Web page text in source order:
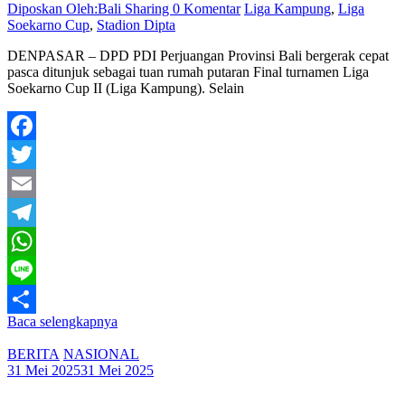
Diposkan Oleh:Bali Sharing 0 Komentar Liga Kampung, Liga
Soekarno Cup, Stadion Dipta
DENPASAR – DPD PDI Perjuangan Provinsi Bali bergerak cepat
pasca ditunjuk sebagai tuan rumah putaran Final turnamen Liga
Soekarno Cup II (Liga Kampung). Selain
Facebook
Twitter
Email
Telegram
WhatsApp
Line
Share
Baca selengkapnya
BERITA NASIONAL
31 Mei 202531 Mei 2025